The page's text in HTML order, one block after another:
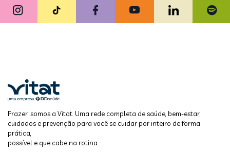
Prazer, somos a Vitat. Uma rede completa de saúde, bem-estar,
cuidados e prevenção para você se cuidar por inteiro de forma
prática,
possível e que cabe na rotina.